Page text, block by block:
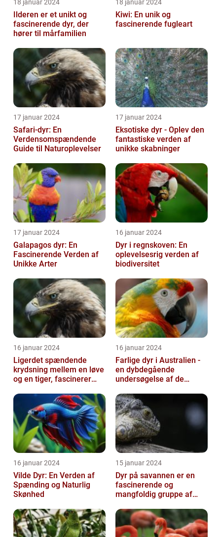
18 januar 2024
Ilderen er et unikt og
fascinerende dyr, der
hører til mårfamilien
18 januar 2024
Kiwi: En unik og
fascinerende fugleart
17 januar 2024
Safari-dyr: En
Verdensomspændende
Guide til Naturoplevelser
17 januar 2024
Eksotiske dyr - Oplev den
fantastiske verden af
unikke skabninger
17 januar 2024
Galapagos dyr: En
Fascinerende Verden af
Unikke Arter
16 januar 2024
Dyr i regnskoven: En
oplevelsesrig verden af
biodiversitet
16 januar 2024
Ligerdet spændende
krydsning mellem en løve
og en tiger, fascinerer
verden
16 januar 2024
Farlige dyr i Australien -
en dybdegående
undersøgelse af de
16 januar 2024
Vilde Dyr: En Verden af
Spænding og Naturlig
Skønhed
15 januar 2024
Dyr på savannen er en
fascinerende og
mangfoldig gruppe af
sig det hårde o...